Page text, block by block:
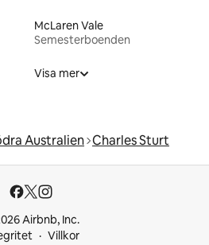
McLaren Vale
Semesterboenden
Visa mer
Australien Charles Sturt
Airbnb, Inc.
Villkor